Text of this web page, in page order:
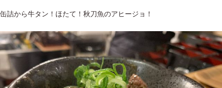
缶詰から牛タン！ほたて！秋刀魚のアヒージョ！